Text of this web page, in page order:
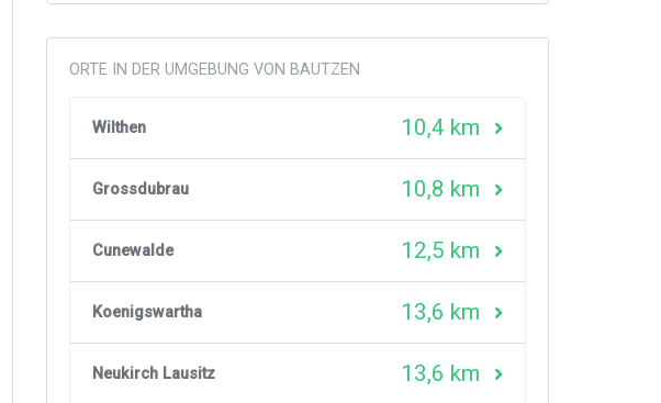
ORTE IN DER UMGEBUNG VON BAUTZEN
Wilthen 10,4 km
Grossdubrau 10,8 km
Cunewalde 12,5 km
Koenigswartha 13,6 km
Neukirch Lausitz 13,6 km